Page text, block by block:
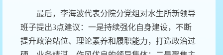
最后，李海波代表分院分党组对水生所新领导
班子提出3点建议：一是持续强化自身建设，不断
提升政治站位、理论素养和履职能力，打造政治过